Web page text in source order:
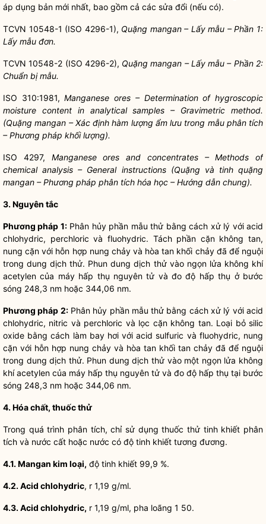
áp dụng bản mới nhất, bao gồm cả các sửa đổi (nếu có).
TCVN 10548-1 (ISO 4296-1), Quặng mangan – Lấy mẫu – Phần 1:
Lấy mẫu đơn.
TCVN 10548-2 (ISO 4296-2), Quặng mangan – Lấy mẫu – Phần 2:
Chuẩn bị mẫu.
ISO 310:1981,Manganese ores – Determination of hygroscopic
moisture content in analytical samples – Gravimetric method.
(Quặng mangan – Xác định hàm lượng ẩm lưu trong mẫu phân tích
– Phương pháp khối lượng).
ISO 4297, Manganese ores and concentrates – Methods of
chemical analysis – General instructions (Quặng và tinh quặng
mangan – Phương pháp phân tích hóa học – Hướng dẫn chung).
3. Nguyên tắc
Phương pháp 1:Phân hủy phần mẫu thử bằng cách xử lý với acid
chlohydric, perchloric và fluohydric. Tách phần cặn không tan,
nung cặn với hỗn hợp nung chảy và hòa tan khối chảy đã để nguội
trong dung dịch thử. Phun dung dịch thử vào ngọn lửa không khí
acetylen của máy hấp thụ nguyên tử và đo độ hấp thụ ở bước
sóng 248,3 nm hoặc 344,06 nm.
Phương pháp 2:Phân hủy phần mẫu thử bằng cách xử lý với acid
chlohydric, nitric và perchloric và lọc cặn không tan. Loại bỏ silic
oxide bằng cách làm bay hơi với acid sulfuric và fluohydric, nung
cặn với hỗn hợp nung chảy và hòa tan khối tan chảy đã để nguội
trong dung dịch thử. Phun dung dịch thử vào một ngọn lửa không
khí acetylen của máy hấp thụ nguyên tử và đo độ hấp thụ tại bước
sóng 248,3 nm hoặc 344,06 nm.
4. Hóa chất, thuốc thử
Trong quá trình phân tích, chỉ sử dụng thuốc thử tinh khiết phân
tích và nước cất hoặc nước có độ tinh khiết tương đương.
4.1. Mangan kim loại, độ tinh khiết 99,9 %.
4.2. Acid chlohydric, r 1,19 g/ml.
4.3. Acid chlohydric, r 1,19 g/ml, pha loãng 1 50.